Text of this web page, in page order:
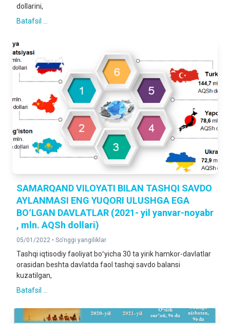
dollarini,
Batafsil ...
SAMARQAND VILOYATI BILAN TASHQI SAVDO
AYLANMASI ENG YUQORI ULUSHGA EGA
BOʻLGAN DAVLATLAR (2021- yil yanvar-noyabr
, mln. AQSh dollari)
05/01/2022 • So‘nggi yangiliklar
Tashqi iqtisodiy faoliyat boʻyicha 30 ta yirik hamkor-davlatlar
orasidan beshta davlatda faol tashqi savdo balansi
kuzatilgan,
Batafsil ...